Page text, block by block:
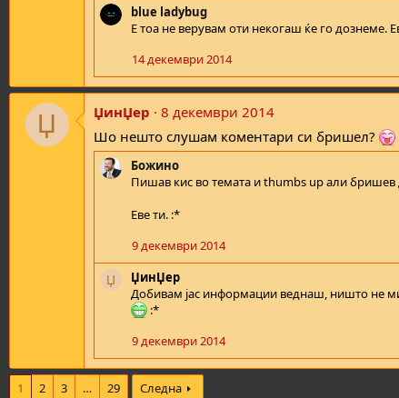
o
n
blue ladybug
Е тоа не верувам оти некогаш ќе го дознеме.
14 декември 2014
Џ ЏинЏер
8 декември 2014
Шо нешто слушам коментари си бришел?
Божино
Пишав кис во темата и thumbs up али
Еве ти. :*
9 декември 2014
Џ
ЏинЏер
Добивам јас информации веднаш, ништо не
:*
9 декември 2014
1 2 3 … 29 Следна